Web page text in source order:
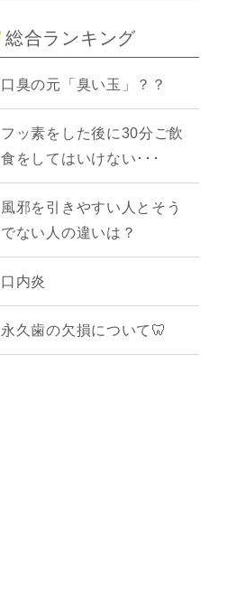
総合ランキング
口臭の元「臭い玉」？？
フッ素をした後に30分ご飲
食をしてはいけない･･･
風邪を引きやすい人とそう
でない人の違いは？
口内炎
永久歯の欠損について🦷